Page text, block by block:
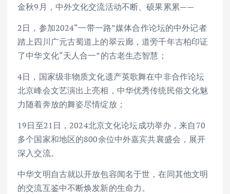
金秋9月，中外文化交流活动不断、硕果累累——
2日，参加2024“一带一路”媒体合作论坛的中外记者
踏上四川广元古蜀道上的翠云廊，道旁千年古柏印证
了中华文化“天人合一”的古老生态智慧；
4日，国家级非物质文化遗产英歌舞在中非合作论坛
北京峰会文艺演出上亮相，中华优秀传统民俗文化魅
力随着奔放的舞姿尽情绽放；
19日至21日，2024北京文化论坛成功举办，来自70
多个国家和地区的800余位中外嘉宾共襄盛会，展开
深入交流。
中华文明自古就以开放包容闻名于世，在同其他文明
的交流互鉴中不断焕发新的生命力。